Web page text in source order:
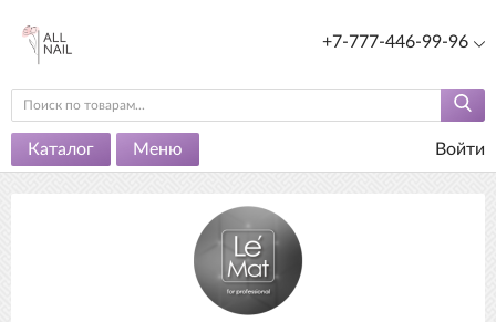
+7-777-446-99-96
Каталог Меню Войти